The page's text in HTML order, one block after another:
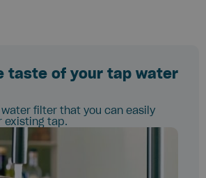
taste of your tap water
filter that you can easily
existing tap.